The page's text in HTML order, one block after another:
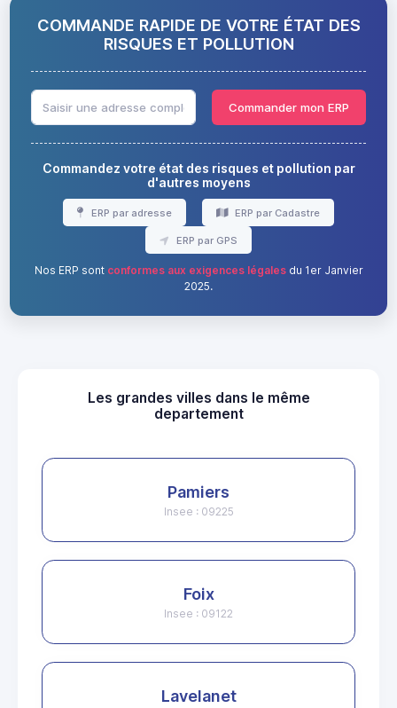
COMMANDE RAPIDE DE VOTRE ÉTAT DES
RISQUES ET POLLUTION
Commander mon ERP
Commandez votre état des risques et pollution par
d'autres moyens
ERP par adresse ERP par Cadastre
ERP par GPS
Nos ERP sont conformes aux exigences légalesdu 1er Janvier
2025.
Les grandes villes dans le même
departement
Pamiers
Insee : 09225
Foix
Insee : 09122
Lavelanet